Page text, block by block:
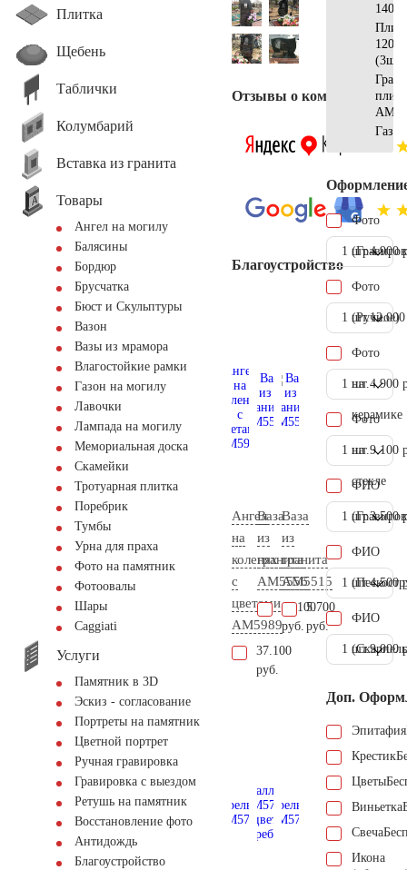
Плитка
Щебень
Таблички
Колумбарий
Вставка из гранита
Товары
Ангел на могилу
Балясины
Бордюр
Брусчатка
Бюст и Скульптуры
Вазон
Вазы из мрамора
Влагостойкие рамки
Газон на могилу
Лавочки
Лампада на могилу
Мемориальная доска
Скамейки
Тротуарная плитка
Поребрик
Тумбы
Урна для праха
Фото на памятник
Фотоовалы
Шары
Сaggiati
Услуги
Памятник в 3D
Эскиз - согласование
Портреты на памятник
Цветной портрет
Ручная гравировка
Гравировка с выездом
Ретушь на памятник
Восстановление фото
Антидождь
Благоустройство
Отзывы о компании
Благоустройство
Ангел
на
коленях
с
цветами
AM5989
37.100
руб.
Ваза
из
гранита
AM5556
11.100
руб.
Ваза
из
гранита
AM5515
5.700
руб.
(3шт)
Газон
Фото
1 шт.4.900
Фото
(Ручное)
1 шт.
Фото
на
керамике
1 шт. 4.900
Фото
на
стекле
1 шт. 9.100
ФИО
1 шт.3.500
ФИО
1 шт.4.500
ФИО
1 шт.9.000
Доп.
Эпитафия
Крестик
Цветы
Виньетка
Свеча
Икона